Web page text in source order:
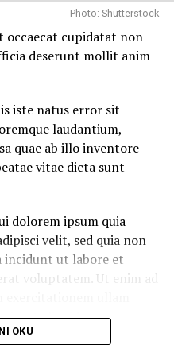
quo voluptas nulla
et aut officiis debitis aut
ut et voluptates
delectus, ut aut
alias consequatur aut
repellat.
adipisicing elit,
veniam, quis nostrud
ut aliquip ex ea
quia consequuntur
voluptatem sequi
Photo: Shutterstock
occaecat cupidatat non
deserunt mollit anim
iste natus error sit
laudantium,
quae ab illo inventore
vitae dicta sunt
dolorem ipsum quia
velit, sed quia non
incidunt ut labore et
voluptatem. Ut enim ad
ut aliquid ex ea
OKU